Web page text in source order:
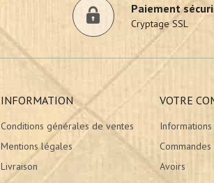
Paiement
Cryptage SSL
INFORMATION
Conditions générales de ventes
Mentions légales
Livraison
VOTRE
Commandes
Avoirs